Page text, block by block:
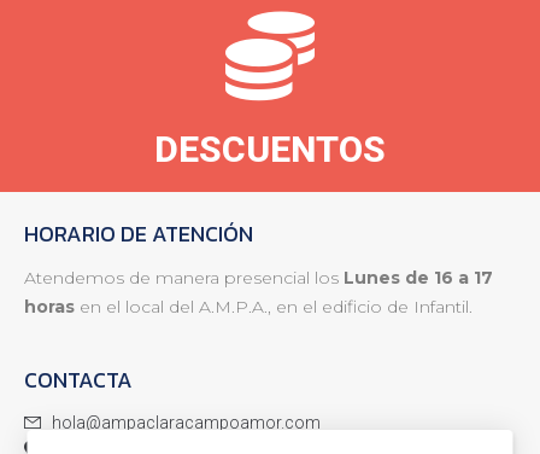
EXTRAESCOLARES
DESCUENTOS
Atendemos de manera presencial los
horas en el local del A.M.P.A., en el edificio de Infantil.